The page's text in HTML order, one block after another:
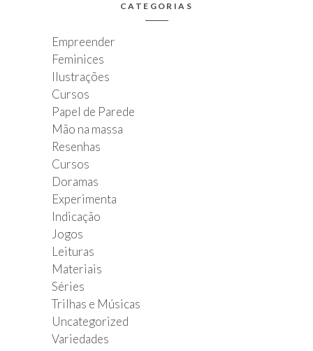
CATEGORIAS
Empreender
Feminices
Ilustrações
Cursos
Papel de Parede
Mão na massa
Resenhas
Cursos
Doramas
Experimenta
Indicação
Jogos
Leituras
Materiais
Séries
Trilhas e Músicas
Uncategorized
Variedades